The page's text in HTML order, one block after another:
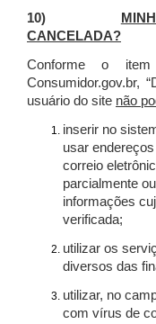
10)
CANCELADA?
Conforme o
Consumidor.gov.br,
usuário do site não
inserir no
usar
correio
parcialmente
informações
verificada;
utilizar os
diversos das
utilizar, no
com vírus de